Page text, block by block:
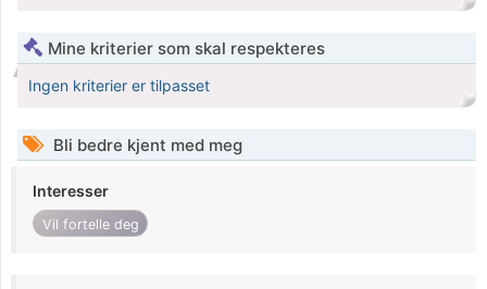
Mine kriterier som skal respekteres
Ingen kriterier er tilpasset
Bli bedre kjent med meg
Interesser
Vil fortelle deg